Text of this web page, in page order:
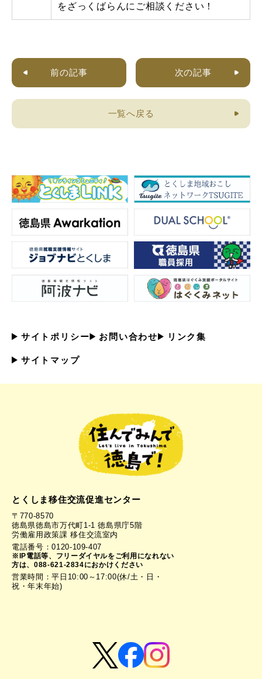
をざっくばらんにご相談ください！
前の記事 次の記事
一覧へ戻る
サイトポリシー お問い合わせ リンク集
サイトマップ
とくしま移住交流促進センター
〒770-8570
徳島県徳島市万代町1-1 徳島県庁5階
労働雇用政策課 移住交流室内
電話番号：0120-109-407
※IP電話等、フリーダイヤルをご利用になれない
方は、088-621-2834におかけください
営業時間：平日10:00～17:00(休/土・日・
祝・年末年始)